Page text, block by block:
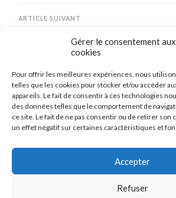
Gérer le consentement aux
cookies
Pour offrir les meilleures expériences, nous
telles que les cookies pour stocker et/ou accéder
appareils. Le fait de consentir à ces technologies
des données telles que le comportement de
ce site. Le fait de ne pas consentir ou de retirer
un effet négatif sur certaines caractéristiques et
Accepter
Refuser
ARTICLE SUIVANT
Comments are closed.
CONNEXION